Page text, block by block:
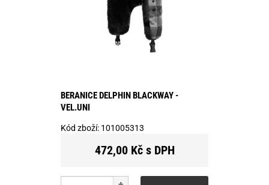
BERANICE DELPHIN BLACKWAY -
VEL.UNI
Kód zboží: 101005313
472,00 Kč s DPH